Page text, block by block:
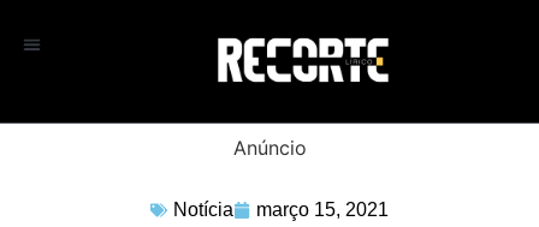
Anúncio
Notícia março 15, 2021